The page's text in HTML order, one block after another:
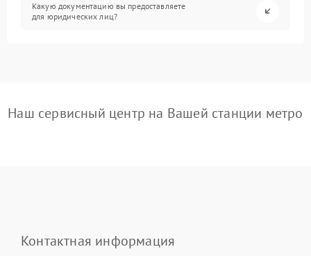
Какую документацию вы предоставляете
для юридических лиц?
Наш сервисный центр на Вашей станции метро
Контактная информация